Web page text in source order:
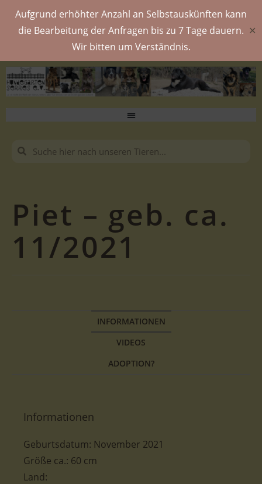
Aufgrund erhöhter Anzahl an Selbstauskünften kann
die Bearbeitung der Anfragen bis zu 7 Tage dauern.
Wir bitten um Verständnis.
✕
Piet – geb. ca.
11/2021
INFORMATIONEN
VIDEOS
ADOPTION?
Informationen
Geburtsdatum: November 2021
Größe ca.: 60 cm
Land: